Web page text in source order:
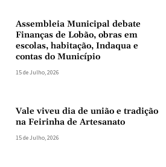
Assembleia Municipal debate
Finanças de Lobão, obras em
escolas, habitação, Indaqua e
contas do Município
15 de Julho, 2026
Vale viveu dia de união e tradição
na Feirinha de Artesanato
15 de Julho, 2026